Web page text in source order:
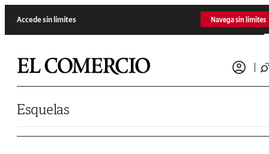
Accede sin límites Navega sin límites
Esquelas